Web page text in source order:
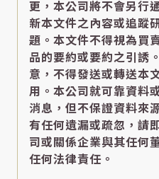
更，本公司將不會另行
新本文件之內容或追蹤
題。本文件不得視為買
品的要約或要約之引誘
意，不得發送或轉送本
用。本公司就可靠資料
消息，但不保證資料來
有任何遺漏或疏忽，請
司或關係企業與其任何
任何法律責任。